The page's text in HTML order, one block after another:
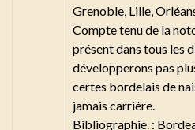
Grenoble, Lille,
Compte tenu de la
présent dans tous les
développerons pas
certes bordelais de
jamais carrière.
Bibliographie. :